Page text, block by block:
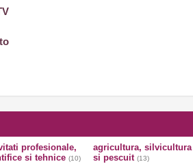
profesionale,
si tehnice (10)
agricultura, silvicultura
si pescuit (13)